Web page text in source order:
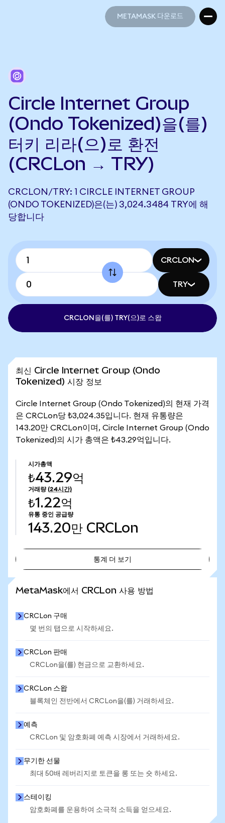
METAMASK 다운로드
Circle Internet Group
(Ondo Tokenized)을(를)
터키 리라(으)로 환전
(CRCLon → TRY)
CRCLON/TRY: 1 CIRCLE INTERNET GROUP
(ONDO TOKENIZED)은(는) 3,024.3484 TRY에 해
당합니다
CRCLON
TRY
CRCLON을(를) TRY(으)로 스왑
최신 Circle Internet Group (Ondo
Tokenized) 시장 정보
Circle Internet Group (Ondo Tokenized)의 현재 가격
은 CRCLon당 ₺3,024.35입니다. 현재 유통량은
143.20만 CRCLon이며, Circle Internet Group (Ondo
Tokenized)의 시가 총액은 ₺43.29억입니다.
시가총액
₺43.29억
거래량 (24시간)
₺1.22억
유통 중인 공급량
143.20만 CRCLon
통계 더 보기
MetaMask에서 CRCLon 사용 방법
CRCLon 구매
몇 번의 탭으로 시작하세요.
CRCLon 판매
CRCLon을(를) 현금으로 교환하세요.
CRCLon 스왑
블록체인 전반에서 CRCLon을(를) 거래하세요.
예측
CRCLon 및 암호화폐 예측 시장에서 거래하세요.
무기한 선물
최대 50배 레버리지로 토큰을 롱 또는 숏 하세요.
스테이킹
암호화폐를 운용하여 소극적 소득을 얻으세요.